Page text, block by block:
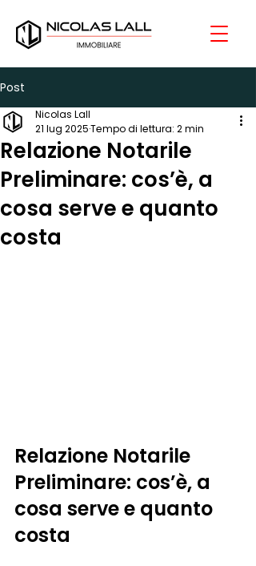
Post
Relazione Notarile
Preliminare: cos’è, a
cosa serve e quanto
costa
Nicolas Lall
21 lug 2025Tempo di lettura: 2 min
Relazione Notarile
Preliminare: cos’è, a
cosa serve e quanto
costa